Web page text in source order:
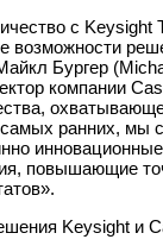
с Keysight
возможности
Бургер
компании
самых ранних, мы
повышающие
Keysight и